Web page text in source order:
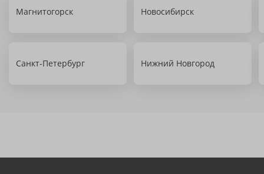
Магнитогорск Новосибирск
Санкт-Петербург Нижний Новгород